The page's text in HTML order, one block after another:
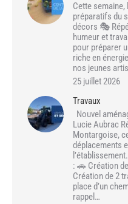
Cette
préparatifs du
décors 🎭
humeur et
pour préparer
riche en
nos jeunes
25 juillet 2026
Travaux
Nouvel
Lucie Aubrac
Montargoise,
déplacements
: 🚗 Création
Création de 2
place d’un
rappel…